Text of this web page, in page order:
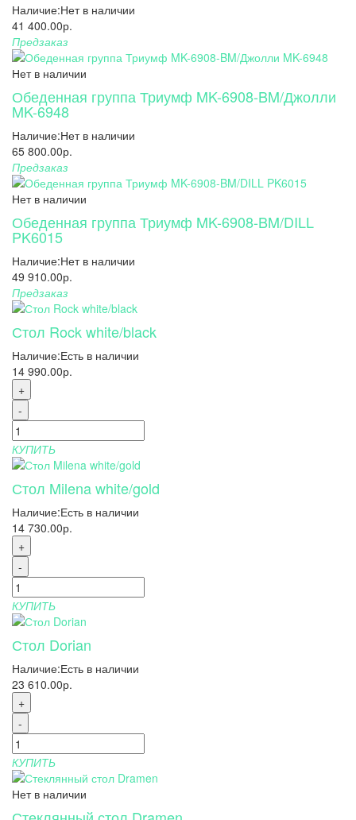
Наличие:Нет в наличии
41 400.00р.
Предзаказ
Нет в наличии
Обеденная группа Триумф MK-6908-BM/Джолли
MK-6948
Наличие:Нет в наличии
65 800.00р.
Предзаказ
Нет в наличии
Обеденная группа Триумф MK-6908-BM/DILL
PK6015
Наличие:Нет в наличии
49 910.00р.
Предзаказ
Стол Rock white/black
Наличие:Есть в наличии
14 990.00р.
+
-
КУПИТЬ
Стол Milena white/gold
Наличие:Есть в наличии
14 730.00р.
+
-
КУПИТЬ
Стол Dorian
Наличие:Есть в наличии
23 610.00р.
+
-
КУПИТЬ
Нет в наличии